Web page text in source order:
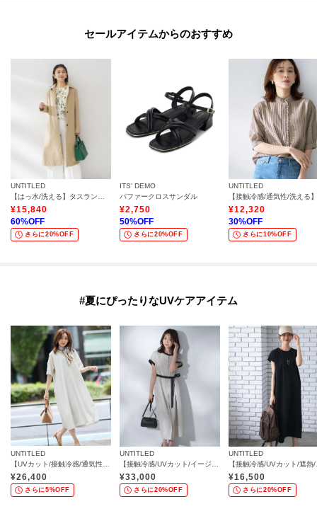
セールアイテムからのおすすめ
UNTITLED
【はっ水/洗える】タスランステンカラーコート
¥15,840
60%OFF
さらに20%OFF
ITS' DEMO
パファークロスサンダル
¥2,750
50%OFF
さらに20%OFF
UNTITLED
¥12,320
30%OFF
さらに10%OFF
#夏にぴったりなUVケアアイテム
UNTITLED
¥26,400
さらに5%OFF
UNTITLED
¥33,000
さらに20%OFF
UNTITLED
¥16,500
さらに20%OFF